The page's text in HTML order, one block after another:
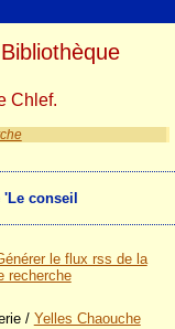
conseil
le flux rss de la
recherche
/ Yelles Chaouche
Chlef.